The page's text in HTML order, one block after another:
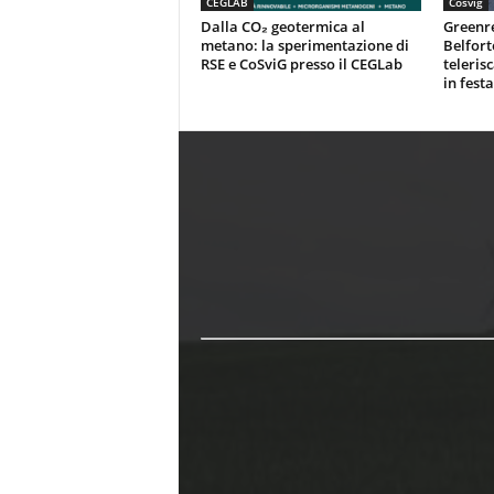
Dalla CO₂ geotermica al
metano: la sperimentazione di
RSE e CoSviG presso il CEGLab
in